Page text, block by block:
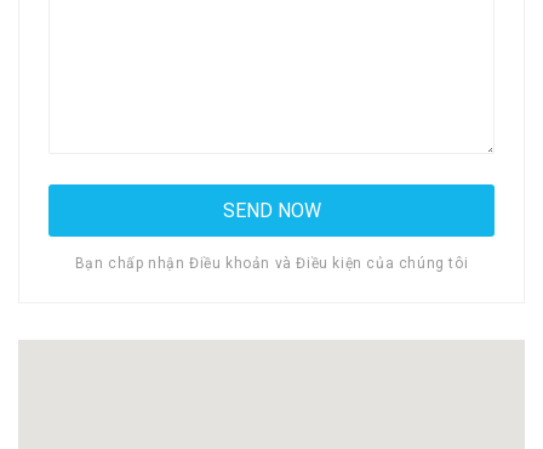
Bạn chấp nhận Điều khoản và Điều kiện của chúng tôi